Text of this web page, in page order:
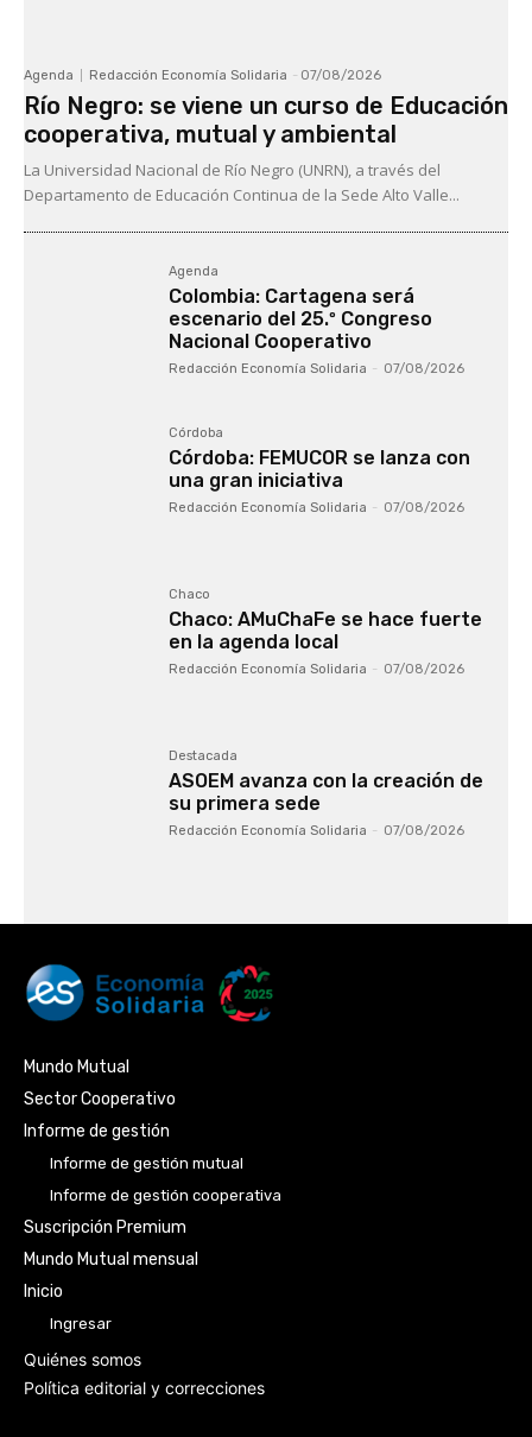
Agenda Redacción Economía Solidaria - 07/08/2026
Río Negro: se viene un curso de Educación
cooperativa, mutual y ambiental
La Universidad Nacional de Río Negro (UNRN), a través del
Departamento de Educación Continua de la Sede Alto Valle...
Agenda
Colombia: Cartagena será
escenario del 25.º Congreso
Nacional Cooperativo
Redacción Economía Solidaria - 07/08/2026
Córdoba
Córdoba: FEMUCOR se lanza con
una gran iniciativa
Redacción Economía Solidaria - 07/08/2026
Chaco
Chaco: AMuChaFe se hace fuerte
en la agenda local
Redacción Economía Solidaria - 07/08/2026
Destacada
ASOEM avanza con la creación de
su primera sede
Redacción Economía Solidaria - 07/08/2026
Mundo Mutual
Sector Cooperativo
Informe de gestión
Informe de gestión mutual
Informe de gestión cooperativa
Suscripción Premium
Mundo Mutual mensual
Inicio
Ingresar
Quiénes somos
Política editorial y correcciones